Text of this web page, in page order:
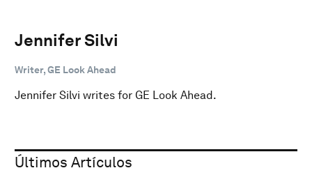
Jennifer Silvi
Writer, GE Look Ahead
Jennifer Silvi writes for GE Look Ahead.
Últimos Artículos